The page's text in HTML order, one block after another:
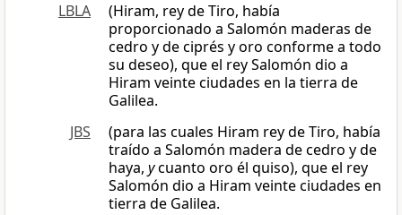
LBLA
(Hiram, rey de Tiro, había
proporcionado a Salomón maderas de
cedro y de ciprés y oro conforme a todo
su deseo), que el rey Salomón dio a
Hiram veinte ciudades en la tierra de
Galilea.
JBS
(para las cuales Hiram rey de Tiro, había
traído a Salomón madera de cedro y de
haya, ycuanto oro él quiso), que el rey
Salomón dio a Hiram veinte ciudades en
tierra de Galilea.